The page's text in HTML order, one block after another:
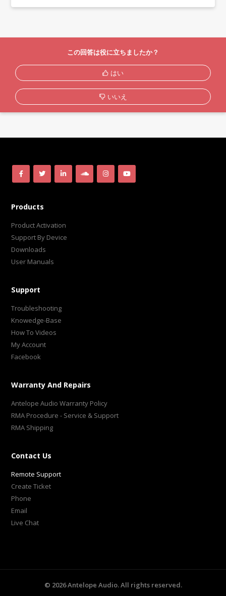
この回答は役に立ちましたか？
はい
いいえ
Products
Product Activation
Support By Device
Downloads
User Manuals
Support
Troubleshooting
Knowedge-Base
How To Videos
My Account
Facebook
Warranty And Repairs
Antelope Audio Warranty Policy
RMA Procedure - Service & Support
RMA Shipping
Contact Us
Remote Support
Create Ticket
Phone
Email
Live Chat
© 2026Antelope Audio. All rights reserved.